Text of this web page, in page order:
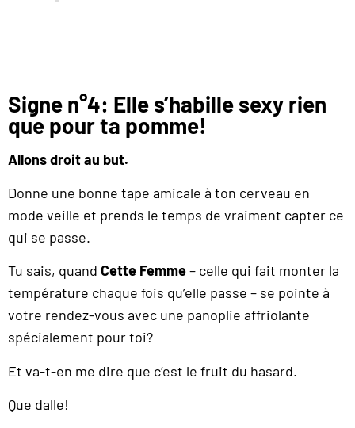
Signe n°4: Elle s’habille sexy rien
que pour ta pomme!
Allons droit au but.
Donne une bonne tape amicale à ton cerveau en
mode veille et prends le temps de vraiment capter ce
qui se passe.
Tu sais, quand Cette Femme– celle qui fait monter la
température chaque fois qu’elle passe – se pointe à
votre rendez-vous avec une panoplie affriolante
spécialement pour toi?
Et va-t-en me dire que c’est le fruit du hasard.
Que dalle!